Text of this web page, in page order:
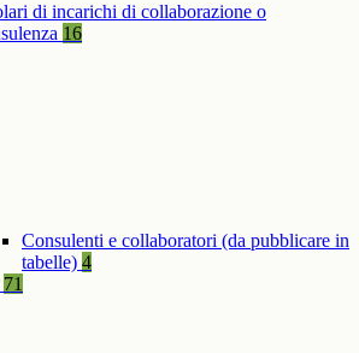
di incarichi di collaborazione o
16
Consulenti e collaboratori (da pubblicare in
tabelle) 4
71